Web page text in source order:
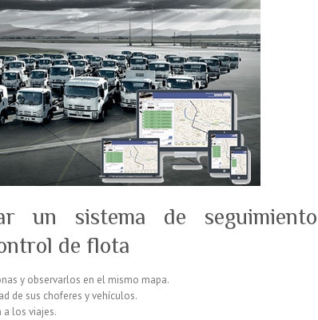
un sistema de seguimiento
de flota
y observarlos en el mismo mapa.
de sus choferes y vehículos.
a los viajes.